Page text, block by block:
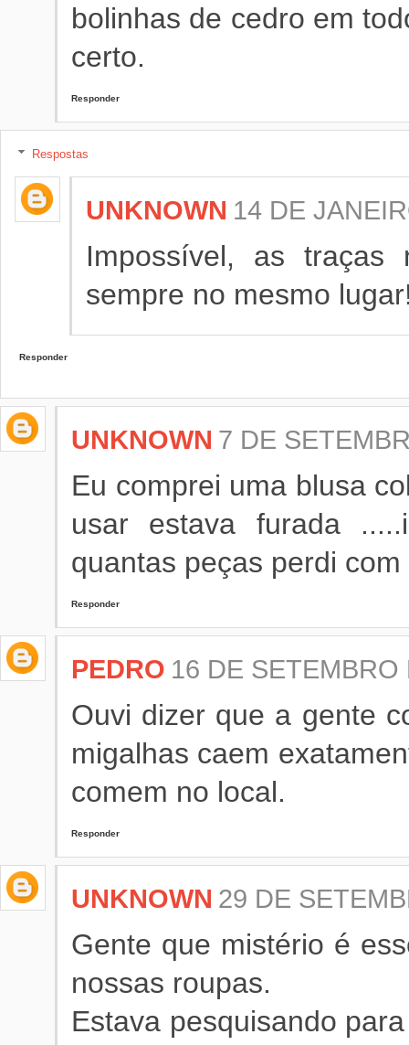
bolinhas de cedro em
certo.
Responder
Respostas
UNKNOWN 14 DE
Impossível, as traças
sempre no mesmo
Responder
UNKNOWN 7 DE
Eu comprei uma blusa
usar estava furada
quantas peças perdi com
Responder
PEDRO 16 DE
Ouvi dizer que a gente
migalhas caem
comem no local.
Responder
UNKNOWN 29 DE
Gente que mistério é
nossas roupas.
Estava pesquisando